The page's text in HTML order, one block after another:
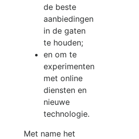
de beste
aanbiedingen
in de gaten
te houden;
en om te
experimenten
met online
diensten en
nieuwe
technologie.
Met name het